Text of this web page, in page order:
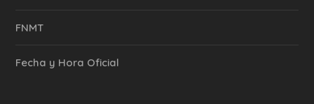
FNMT
Fecha y Hora Oficial